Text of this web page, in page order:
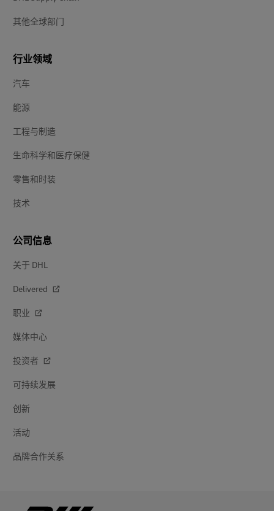
其他全球部门
行业领域
汽车
能源
工程与制造
生命科学和医疗保健
零售和时装
技术
公司信息
关于 DHL
Delivered
职业
媒体中心
投资者
可持续发展
创新
活动
品牌合作关系